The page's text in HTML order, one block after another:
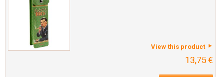
View this product
13,75 €